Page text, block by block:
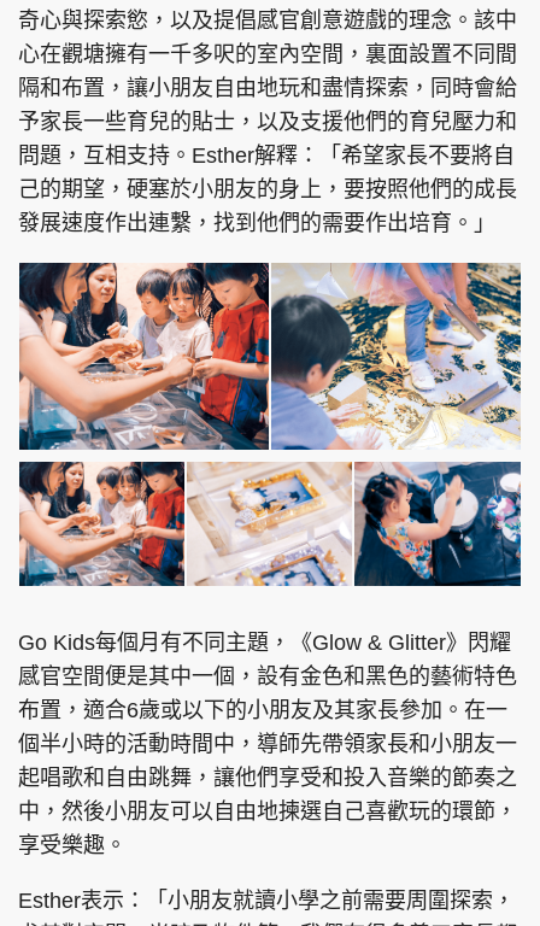
親子王 Oh!爸媽 JobMarket
頭條搵工 EDUPLUS
關於我們
聯絡我們
隱私政策聲明
使用條款
版權及免責聲明
Copyright © 東周網 版權所有 . 不得轉載
©Eastweek.com.hk. All rights reserved.
奇心與探索慾，以及提倡感官創意遊戲的理念。該中
心在觀塘擁有一千多呎的室內空間，裏面設置不同間
隔和布置，讓小朋友自由地玩和盡情探索，同時會給
予家長一些育兒的貼士，以及支援他們的育兒壓力和
問題，互相支持。Esther解釋：「希望家長不要將自
己的期望，硬塞於小朋友的身上，要按照他們的成長
發展速度作出連繫，找到他們的需要作出培育。」
Go Kids每個月有不同主題，《Glow & Glitter》閃耀
感官空間便是其中一個，設有金色和黑色的藝術特色
布置，適合6歲或以下的小朋友及其家長參加。在一
個半小時的活動時間中，導師先帶領家長和小朋友一
起唱歌和自由跳舞，讓他們享受和投入音樂的節奏之
中，然後小朋友可以自由地揀選自己喜歡玩的環節，
享受樂趣。
Esther表示：「小朋友就讀小學之前需要周圍探索，